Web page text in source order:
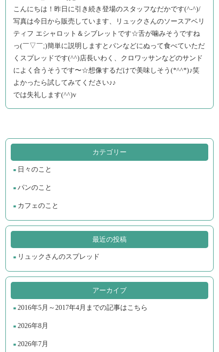
こんにちは！昨日に引き続き登場のスタッフなだかです(^-^)/
写真は今日から販売しています、リュックさんのソースアベリ
ティフ エシャロット＆シブレットです☆舌が噛みそうですね
っ(￣▽￣;)簡単に説明しますとパンなどにぬって食べていただ
くスプレッドです(^^)店長いわく、クロワッサンなどのサンド
によく合うそうです〜☆想像するだけで美味しそう(*^^*)♪笑
よかったら試してみてください♪♪
では失礼します(^^)v
カテゴリー
日々のこと
パンのこと
カフェのこと
最近の投稿
リュックさんのスプレッド
アーカイブ
2016年5月～2017年4月までの記事はこちら
2026年8月
2026年7月